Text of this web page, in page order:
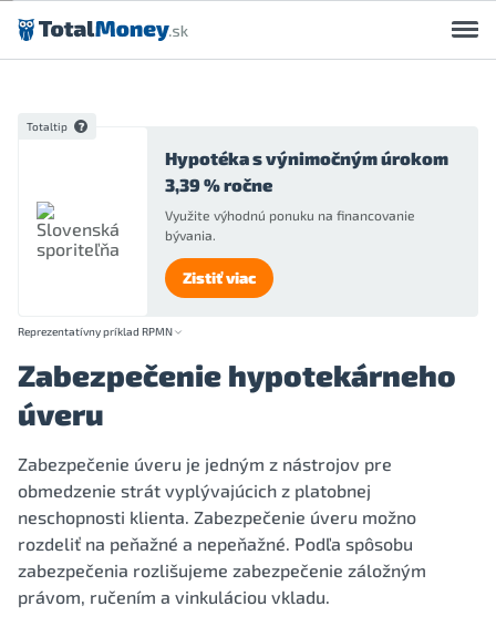
Preskočiť na obsah
Totaltip
Hypotéka s výnimočným úrokom
3,39 % ročne
Využite výhodnú ponuku na financovanie
bývania.
Zistiť viac
Reprezentatívny príklad RPMN
Zabezpečenie hypotekárneho
úveru
Zabezpečenie úveru je jedným z nástrojov pre
obmedzenie strát vyplývajúcich z platobnej
neschopnosti klienta. Zabezpečenie úveru možno
rozdeliť na peňažné a nepeňažné. Podľa spôsobu
zabezpečenia rozlišujeme zabezpečenie záložným
právom, ručením a vinkuláciou vkladu.